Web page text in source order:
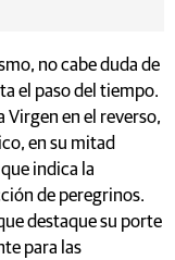
no cabe duda de
el paso del tiempo.
Virgen en el reverso,
en su mitad
indica la
de peregrinos.
destaque su porte
para las